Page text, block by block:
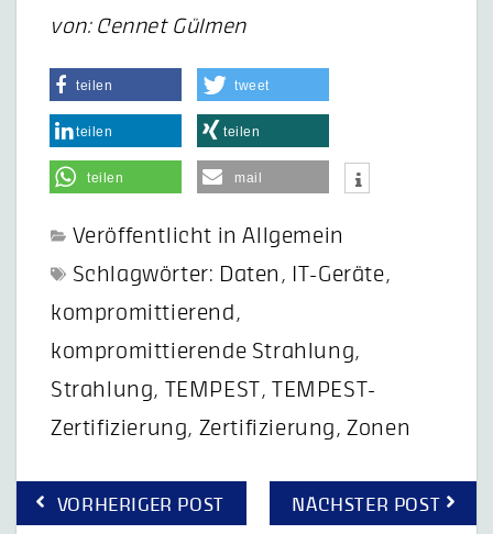
von: Cennet Gülmen
teilen tweet
teilen teilen
teilen mail
Veröffentlicht inAllgemein
Schlagwörter: Daten , IT-Geräte,
kompromittierend ,
kompromittierende Strahlung,
Strahlung, TEMPEST,TEMPEST-
Zertifizierung, Zertifizierung ,Zonen
Beitragsnavigation
VORHERIGER POST NÄCHSTER POST